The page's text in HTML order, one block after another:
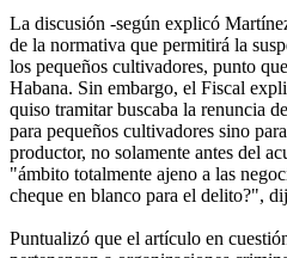
La discusión -según explicó
de la normativa que permitirá la
los pequeños cultivadores, punto
Habana. Sin embargo, el Fiscal
quiso tramitar buscaba la renuncia
para pequeños cultivadores sino
productor, no solamente antes del
"ámbito totalmente ajeno a las
cheque en blanco para el delito?",
Puntualizó que el artículo en